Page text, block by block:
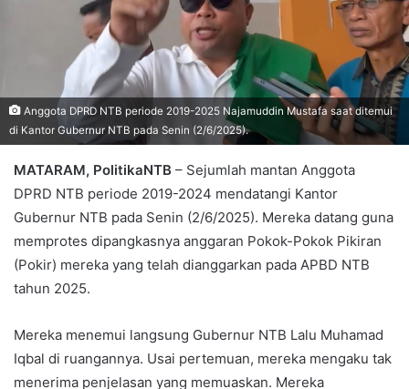
Anggota DPRD NTB periode 2019-2025 Najamuddin Mustafa saat ditemui
di Kantor Gubernur NTB pada Senin (2/6/2025).
MATARAM, PolitikaNTB – Sejumlah mantan Anggota
DPRD NTB periode 2019-2024 mendatangi Kantor
Gubernur NTB pada Senin (2/6/2025). Mereka datang guna
memprotes dipangkasnya anggaran Pokok-Pokok Pikiran
(Pokir) mereka yang telah dianggarkan pada APBD NTB
tahun 2025.
Mereka menemui langsung Gubernur NTB Lalu Muhamad
Iqbal di ruangannya. Usai pertemuan, mereka mengaku tak
menerima penjelasan yang memuaskan. Mereka